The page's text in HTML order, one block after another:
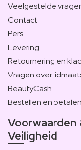
Veelgestelde
Contact
Pers
Levering
Retournering en
Vragen over
BeautyCash
Bestellen en betalen
Voorwaarden
Veiligheid